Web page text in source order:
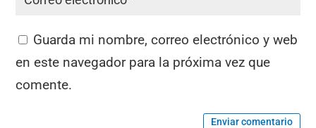
Guarda mi nombre, correo electrónico y web
en este navegador para la próxima vez que
comente.
Enviar comentario